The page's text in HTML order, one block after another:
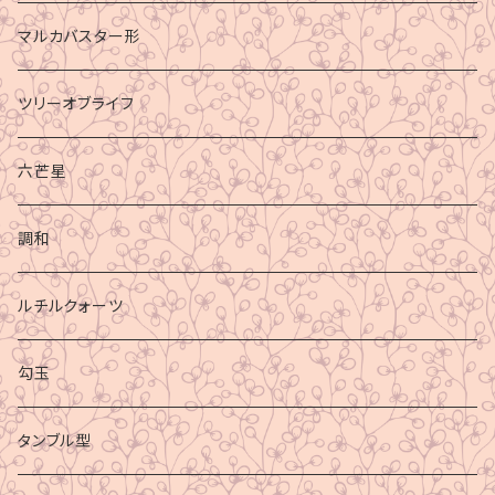
マルカバスター形
ツリーオブライフ
六芒星
調和
ルチルクォーツ
勾玉
タンブル型